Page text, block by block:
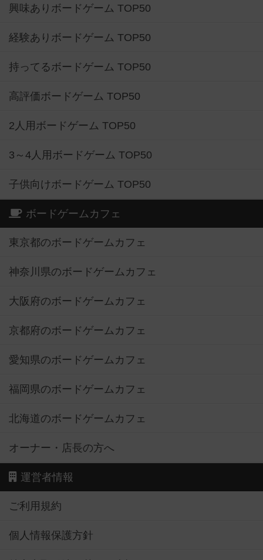
興味ありボードゲーム TOP50
経験ありボードゲーム TOP50
持ってるボードゲーム TOP50
高評価ボードゲーム TOP50
2人用ボードゲーム TOP50
3～4人用ボードゲーム TOP50
子供向けボードゲーム TOP50
ボードゲームカフェ
東京都のボードゲームカフェ
神奈川県のボードゲームカフェ
大阪府のボードゲームカフェ
京都府のボードゲームカフェ
愛知県のボードゲームカフェ
福岡県のボードゲームカフェ
北海道のボードゲームカフェ
オーナー・店長の方へ
運営者情報
ご利用規約
個人情報保護方針